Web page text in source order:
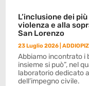
L’inclusione dei
violenza e alla
San Lorenzo
23 Luglio 2026 |
Abbiamo incontrato i
insieme si può”, nel
laboratorio dedicato
dell’impegno civile.